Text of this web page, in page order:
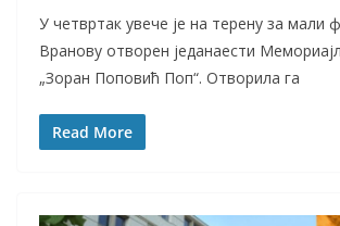
У четвртак увече је на терену за мали
Вранову отворен једанаести
„Зоран Поповић Поп“. Отворила га
Read More